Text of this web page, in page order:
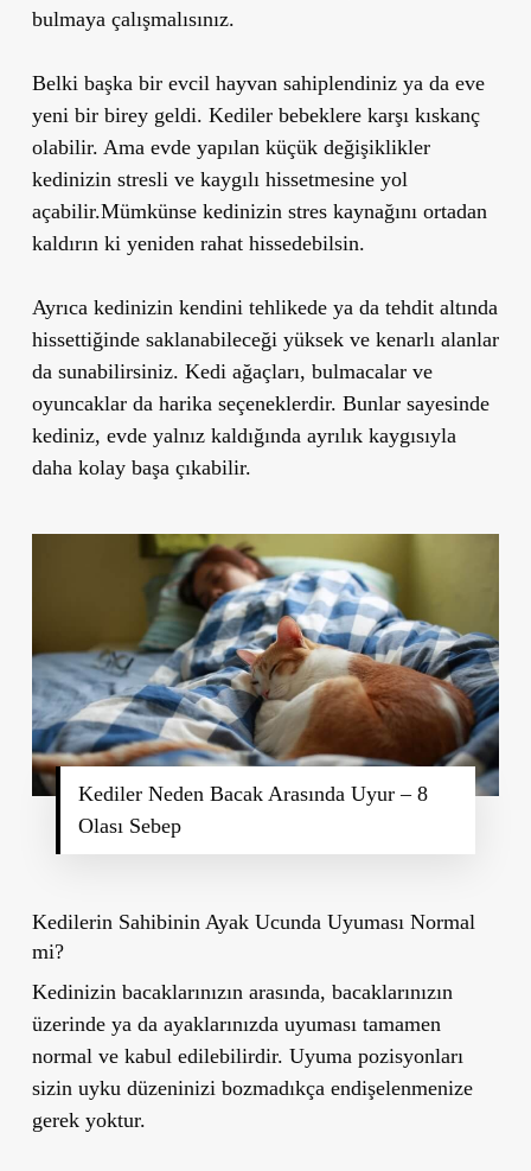
bulmaya çalışmalısınız.
Belki başka bir evcil hayvan sahiplendiniz ya da eve
yeni bir birey geldi. Kediler bebeklere karşı kıskanç
olabilir. Ama evde yapılan küçük değişiklikler
kedinizin stresli ve kaygılı hissetmesine yol
açabilir.Mümkünse kedinizin stres kaynağını ortadan
kaldırın ki yeniden rahat hissedebilsin.
Ayrıca kedinizin kendini tehlikede ya da tehdit altında
hissettiğinde saklanabileceği yüksek ve kenarlı alanlar
da sunabilirsiniz. Kedi ağaçları, bulmacalar ve
oyuncaklar da harika seçeneklerdir. Bunlar sayesinde
kediniz, evde yalnız kaldığında ayrılık kaygısıyla
daha kolay başa çıkabilir.
Kediler Neden Bacak Arasında Uyur – 8
Olası Sebep
Kedilerin Sahibinin Ayak Ucunda Uyuması Normal
mi?
Kedinizin bacaklarınızın arasında, bacaklarınızın
üzerinde ya da ayaklarınızda uyuması tamamen
normal ve kabul edilebilirdir. Uyuma pozisyonları
sizin uyku düzeninizi bozmadıkça endişelenmenize
gerek yoktur.